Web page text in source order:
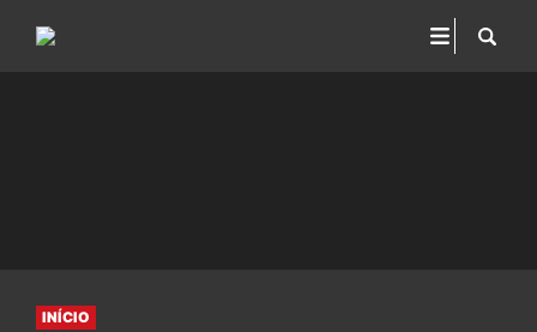
INÍCIO